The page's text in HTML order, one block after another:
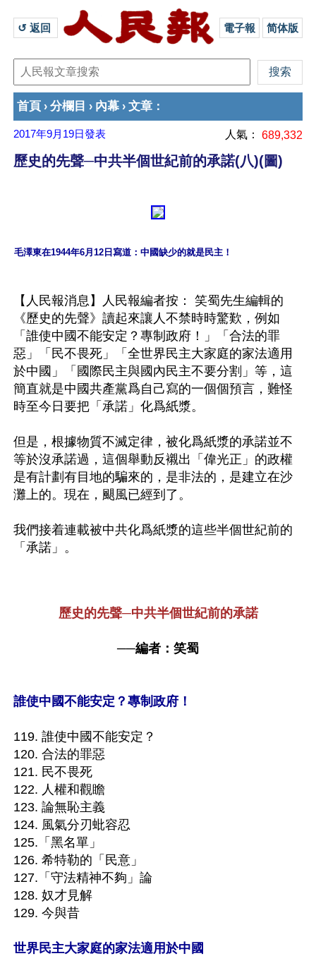
↺ 返回 電子報 简体版
首頁 › 分欄目 › 內幕 › 文章 ：
2017年9月19日發表 人氣： 689,332
歷史的先聲─中共半個世紀前的承諾(八)(圖)
毛澤東在1944年6月12日寫道：中國缺少的就是民主！
【人民報消息】人民報編者按： 笑蜀先生編輯的
《歷史的先聲》讀起來讓人不禁時時驚歎，例如
「誰使中國不能安定？專制政府！」「合法的罪
惡」「民不畏死」「全世界民主大家庭的家法適用
於中國」「國際民主與國內民主不要分割」等，這
簡直就是中國共產黨爲自己寫的一個個預言，難怪
時至今日要把「承諾」化爲紙漿。
但是，根據物質不滅定律，被化爲紙漿的承諾並不
等於沒承諾過，這個舉動反襯出「偉光正」的政權
是有計劃有目地的騙來的，是非法的，是建立在沙
灘上的。現在，颶風已經到了。
我們接着連載被中共化爲紙漿的這些半個世紀前的
「承諾」。
歷史的先聲─中共半個世紀前的承諾
──編者：笑蜀
誰使中國不能安定？專制政府！
119. 誰使中國不能安定？
120. 合法的罪惡
121. 民不畏死
122. 人權和觀瞻
123. 論無恥主義
124. 風氣分刃蚍容忍
125.「黑名單」
126. 希特勒的「民意」
127.「守法精神不夠」論
128. 奴才見解
129. 今與昔
世界民主大家庭的家法適用於中國